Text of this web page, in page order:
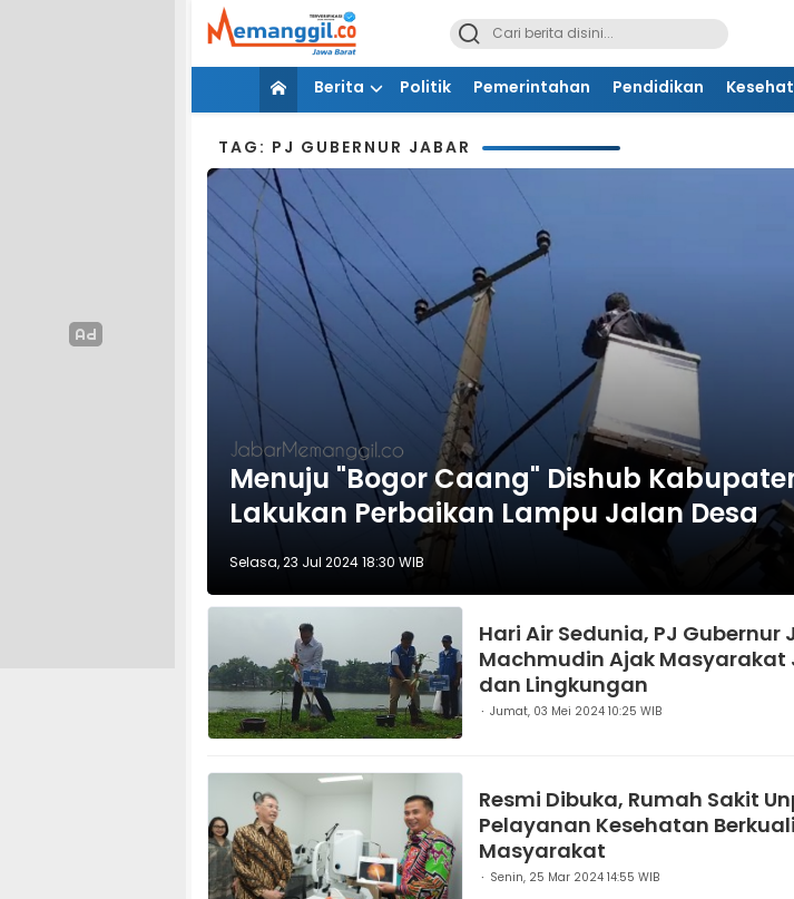
Berita Politik Pemerintahan Pendidikan
TAG: PJ GUBERNUR JABAR
Menuju "Bogor Caang" Dishub
Lakukan Perbaikan Lampu Jalan Desa
Selasa, 23 Jul 2024 18:30 WIB
Hari Air Sedunia, PJ Gubernur
Machmudin Ajak Masyarakat
dan Lingkungan
Jumat, 03 Mei 2024 10:25 WIB
Resmi Dibuka, Rumah Sakit
Pelayanan Kesehatan
Masyarakat
Senin, 25 Mar 2024 14:55 WIB